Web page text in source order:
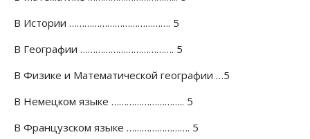
В Истории …………………………………. 5
В Географии ………………………………. 5
В Физике и Математической географии …5
В Немецком языке ……………………….. 5
В Французском языке ……………………. 5